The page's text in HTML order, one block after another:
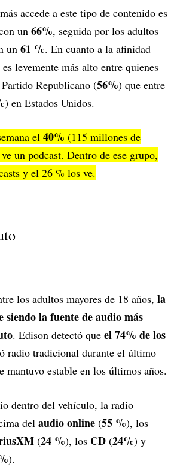
accede a este tipo de contenido es
un 66%, seguida por los adultos
un 61 %. En cuanto a la afinidad
levemente más alto entre quienes
Republicano (56%) que entre
) en Estados Unidos.
el 40% (115 millones de
un podcast. Dentro de ese grupo,
y el 26 % los ve.
los adultos mayores de 18 años, la
la fuente de audio más
. Edison detectó que el 74% de los
radio tradicional durante el último
mantuvo estable en los últimos años.
dentro del vehículo, la radio
del audio online (55 %), los
(24 %), los CD (24%) y
).